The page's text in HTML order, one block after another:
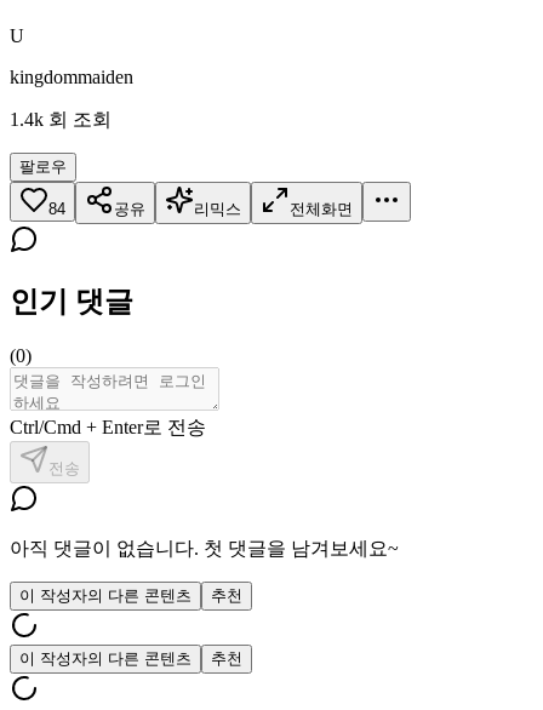
U
kingdommaiden
1.4k 회 조회
팔로우
84 공유 리믹스 전체화면
인기 댓글
(0)
Ctrl/Cmd + Enter로 전송
전송
아직 댓글이 없습니다. 첫 댓글을 남겨보세요~
이 작성자의 다른 콘텐츠 추천
이 작성자의 다른 콘텐츠 추천